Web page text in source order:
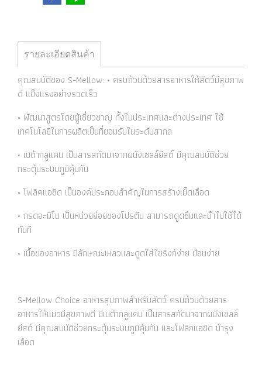
รายละเอียดสินค้า
คุณสมบัติของ S-Mellow: • ครบถ้วนด้วยสารอาหารให้สัตว์มีสุขภาพ
ดี แข็งแรงอย่างรวดเร็ว
• พัฒนาสูตรโดยผู้เชี่ยวชาญ ทั้งในประเทศและต่างประเทศ ใช้
เทคโนโลยีในการผลิตเป็นที่ยอมรับในระดับสากล
• เบต้ากลูแคน เป็นสารสกัดมาจากผนังเซลล์ยีสต์ มีคุณสมบัติช่วย
กระตุ้นระบบภูมิคุ้มกัน
• โฟลิคแอซิด เป็นองค์ประกอบสำคัญในการสร้างเม็ดเลือด
• กรดอะมิโน เป็นหน่วยย่อยของโปรตีน สามารถดูดซึมและนำไปใช้ได้
ทันที
• เนื้อของอาหาร มีลักษณะเหลวและดูดใส่ไซริงก์ง่าย ป้อนง่าย
S-Mellow Choice อาหารสุขภาพสำหรับสัตว์ ครบถ้วนด้วยสาร
อาหารให้แมวมีสุขภาพดี มีเบต้ากลูแคน เป็นสารสกัดมาจากผนังเซลล์
ยีสต์ มีคุณสมบัติช่วยกระตุ้นระบบภูมิคุ้มกัน และโฟลิกแอซิด บำรุง
เลือด